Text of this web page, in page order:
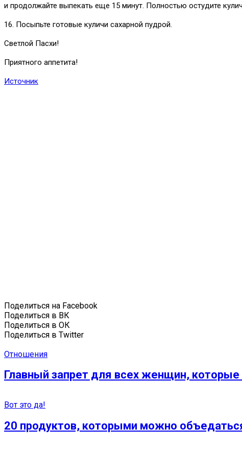
и продолжайте выпекать еще 15 минут. Полностью остудите
16. Посыпьте готовые куличи сахарной пудрой.
Светлой Пасхи!
Приятного аппетита!
Источник
Поделиться на Facebook
Поделиться в ВК
Поделиться в ОК
Поделиться в Twitter
Отношения
Главный запрет для всех женщин,
Вот это да!
20 продуктов, которыми можно